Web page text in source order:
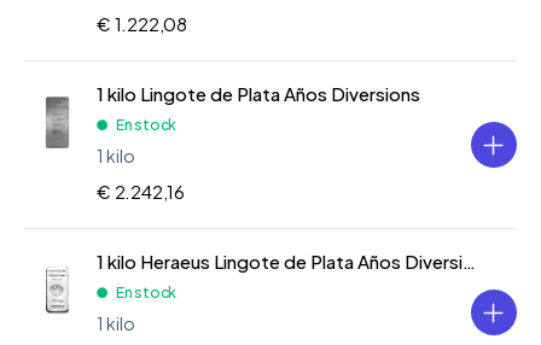
€ 1.222,08
1 kilo Lingote de Plata Años Diversions
En stock
1 kilo
€ 2.242,16
1 kilo Heraeus Lingote de Plata Años Diversions
En stock
1 kilo